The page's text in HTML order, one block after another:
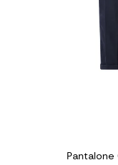
Pantalone